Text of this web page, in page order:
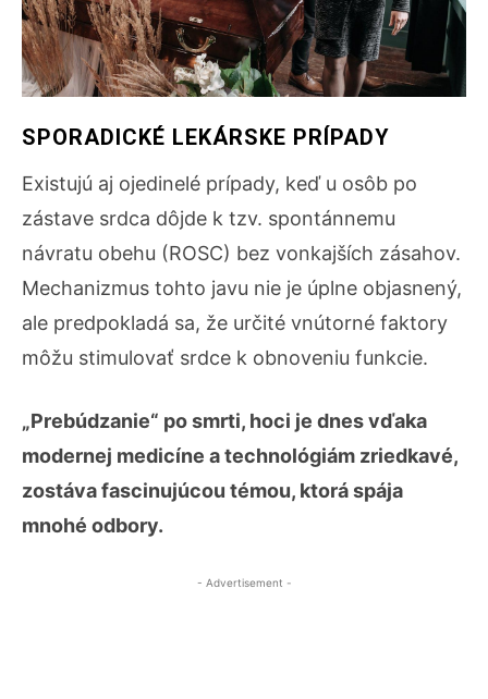
SPORADICKÉ LEKÁRSKE PRÍPADY
Existujú aj ojedinelé prípady, keď u osôb po
zástave srdca dôjde k tzv. spontánnemu
návratu obehu (ROSC) bez vonkajších zásahov.
Mechanizmus tohto javu nie je úplne objasnený,
ale predpokladá sa, že určité vnútorné faktory
môžu stimulovať srdce k obnoveniu funkcie.
„Prebúdzanie“ po smrti, hoci je dnes vďaka
modernej medicíne a technológiám zriedkavé,
zostáva fascinujúcou témou, ktorá spája
mnohé odbory.
- Advertisement -